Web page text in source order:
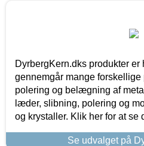
DyrbergKern.dks produkter er
gennemgår mange
polering og belægning af
læder, slibning, polering og
og krystaller. Klik her for at se
Se udvalget på